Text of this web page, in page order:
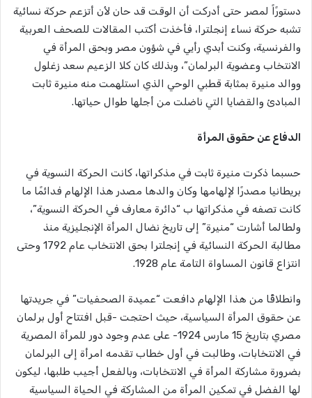
دستورًاً لمصر حتى أدركت أن الوقت قد حان لأن أتزعم حركة نسائية
تشبه حركة نساء إنجلترا، فأخذت أكتب المقالات للصحف العربية
والفرنسية، وكنت أبدي رأيي في شؤون مصر وبحق المرأة في
الانتخاب وعضوية البرلمان”، وبذلك كان كلا الزعيم سعد زغلول
ووالد منيرة بمثابة قطبي الوحي الذي استلهمت منه منيرة ثابت
المبادئ والقضايا التي ناضلت من أجلها طوال حياتها.
الدفاع عن حقوق المرأة
حسبما ذكرت منيرة ثابت في مذكراتها، كانت الحركة النسوية في
بريطانيا مصدرًا لإلهامها وكان والدها مصدر هذا الإلهام فدائمًا ما
كانت تصفه في مذكراتها ب “دائرة معارف في الحركة النسوية”،
ولطالما أشارت “منيرة” إلى تاريخ نضال المرأة الإنجليزية منذ
مطالبة الحركة النسائية في إنجلترا بحق الانتخاب عام 1792 وحتى
انتزاع قانون المساواة التامة عام 1928.
وانطلاقًًا من هذا الإلهام دافعت “عميدة الصحفيات” في جريدتها
عن حقوق المرأة السياسية، حيث احتجت -قبل افتتاح أول برلمان
مصري بتاريخ 15 مارس 1924- على عدم وجود دور للمرأة المصرية
في الانتخابات، وطالبت في أول خطاب تقدمه امرأة إلى البرلمان
بضرورة مشاركة المرأة في الانتخابات، وبالفعل أجيب طلبها، ليكون
لها الفضل في تمكين المرأة من المشاركة في الحياة السياسية